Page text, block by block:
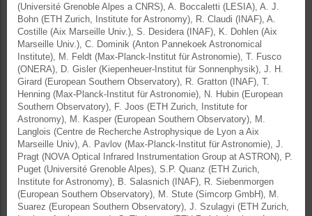
(Université Grenoble Alpes a CNRS), A. Boccaletti (LESIA), A. J.
Bohn (ETH Zurich, Institute for Astronomy), R. Claudi (INAF), A.
Costille (Aix Marseille Univ.), S. Desidera (INAF), K. Dohlen (Aix
Marseille Univ.), C. Dominik (Anton Pannekoek Astronomical
Institute), M. Feldt (Max-Planck-Institut für Astronomie), T. Fusco
(ONERA), D. Gisler (Kiepenheuer-Institut für Sonnenphysik), J. H.
Girard (European Southern Observatory), R. Gratton (INAF), T.
Henning (Max-Planck-Institut für Astronomie), N. Hubin (European
Southern Observatory), F. Joos (ETH Zurich, Institute for
Astronomy), M. Kasper (European Southern Observatory), M.
Langlois (Centre de Recherche Astrophysique de Lyon a Aix
Marseille Univ), A. Pavlov (Max-Planck-Institut für Astronomie), J.
Pragt (NOVA Optical Infrared Instrumentation Group at ASTRON), P.
Puget (Université Grenoble Alpes), S.P. Quanz (ETH Zurich,
Institute for Astronomy), B. Salasnich (INAF), R. Siebenmorgen
(European Southern Observatory), M. Stute (Simcorp GmbH), M.
Suarez (European Southern Observatory), J. Szulagyi (ETH Zurich,